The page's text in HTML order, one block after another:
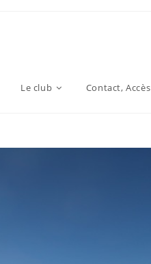
Le club Contact, Accès